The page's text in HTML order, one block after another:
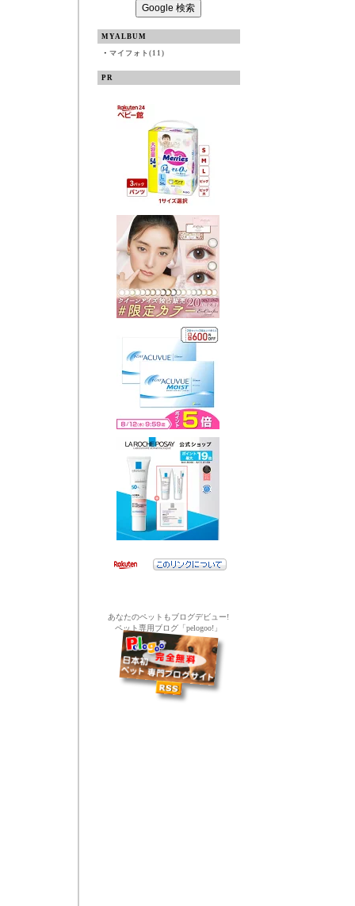
MYALBUM
・ マイフォト(11)
PR
あなたのペットもブログデビュー!
ペット専用ブログ「pelogoo!」